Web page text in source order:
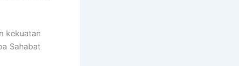
kekuatan
Sahabat